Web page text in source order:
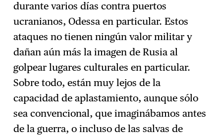
durante varios días contra puertos
ucranianos, Odessa en particular. Estos
ataques no tienen ningún valor militar y
dañan aún más la imagen de Rusia al
golpear lugares culturales en particular.
Sobre todo, están muy lejos de la
capacidad de aplastamiento, aunque sólo
sea convencional, que imaginábamos antes
de la guerra, o incluso de las salvas de